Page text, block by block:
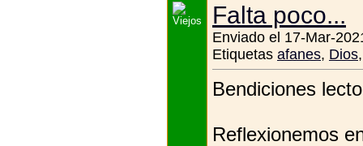
Falta poco...
Enviado el 17-Mar-
Etiquetas afanes, Dios
Bendiciones
Reflexionemos